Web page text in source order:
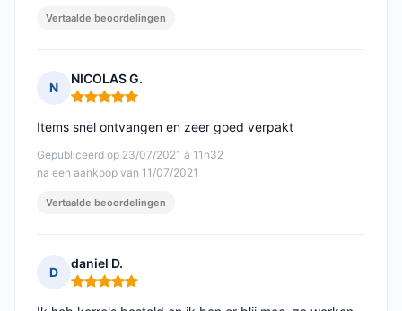
Vertaalde beoordelingen
N
NICOLAS G.
Opmerking: 5 van 5
Gepubliceerd op 23/07/2021 à 11h32
na een aankoop van 11/07/2021
Items snel ontvangen en zeer goed verpakt
Vertaalde beoordelingen
D
daniel D.
Opmerking: 5 van 5